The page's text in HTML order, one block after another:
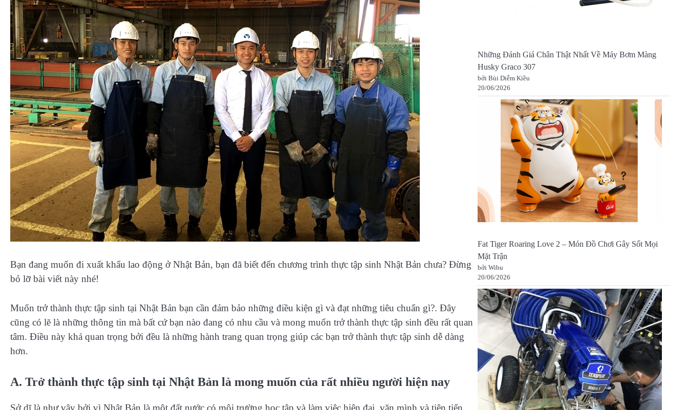
Bạn đang muốn đi xuất khẩu lao động ở Nhật Bản, bạn đã biết đến chương trình thực tập sinh Nhật Bản chưa? Đừng
bỏ lỡ bài viết này nhé!
Muốn trở thành thực tập sinh tại Nhật Bản bạn cần đảm bảo những điều kiện gì và đạt những tiêu chuẩn gì?. Đây
cũng có lẽ là những thông tin mà bất cứ bạn nào đang có nhu cầu và mong muốn trở thành thực tập sinh đều rất quan
tâm. Điều này khá quan trọng bởi đều là những hành trang quan trọng giúp các bạn trở thành thực tập sinh dễ dàng
hơn.
A. Trở thành thực tập sinh tại Nhật Bản là mong muốn của rất nhiều người hiện nay
Sở dĩ là như vậy bởi vì Nhật Bản là một đất nước có môi trường học tập và làm việc hiện đại, văn mình và tiên tiến
Những Đánh Giá Chân Thật Nhất Về Máy Bơm Màng
Husky Graco 307
bởi Bùi Diễm Kiều
20/06/2026
Fat Tiger Roaring Love 2 – Món Đồ Chơi Gây Sốt Mọi
Mặt Trận
bởi Wibu
20/06/2026